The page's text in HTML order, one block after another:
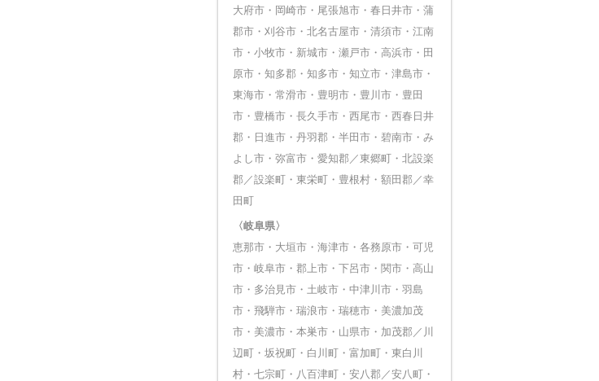
大府市・岡崎市・尾張旭市・春日井市・蒲
郡市・刈谷市・北名古屋市・清須市・江南
市・小牧市・新城市・瀬戸市・高浜市・田
原市・知多郡・知多市・知立市・津島市・
東海市・常滑市・豊明市・豊川市・豊田
市・豊橋市・長久手市・西尾市・西春日井
郡・日進市・丹羽郡・半田市・碧南市・み
よし市・弥富市・愛知郡／東郷町・北設楽
郡／設楽町・東栄町・豊根村・額田郡／幸
田町
〈岐阜県〉
恵那市・大垣市・海津市・各務原市・可児
市・岐阜市・郡上市・下呂市・関市・高山
市・多治見市・土岐市・中津川市・羽島
市・飛騨市・瑞浪市・瑞穂市・美濃加茂
市・美濃市・本巣市・山県市・加茂郡／川
辺町・坂祝町・白川町・富加町・東白川
村・七宗町・八百津町・安八郡／安八町・